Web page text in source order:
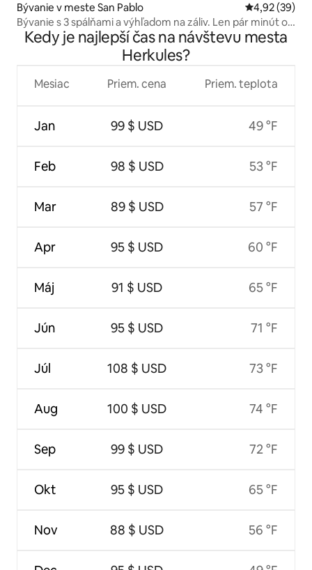
Bývanie v meste San Pablo Priemerné
4,92 (39)
Bývanie s 3 spálňami a výhľadom na záliv. Len pár minút od
Napy a San Francisca
Kedy je najlepší čas na návštevu mesta
Herkules?
Mesiac
Jan
Feb
Mar
Apr
Máj
Jún
Júl
Aug
Sep
Okt
Nov
Priem. cena
99 $ USD
98 $ USD
89 $ USD
95 $ USD
91 $ USD
95 $ USD
108 $ USD
100 $ USD
99 $ USD
95 $ USD
88 $ USD
Priem. teplota
49 °F
53 °F
57 °F
60 °F
65 °F
71 °F
73 °F
74 °F
72 °F
65 °F
56 °F